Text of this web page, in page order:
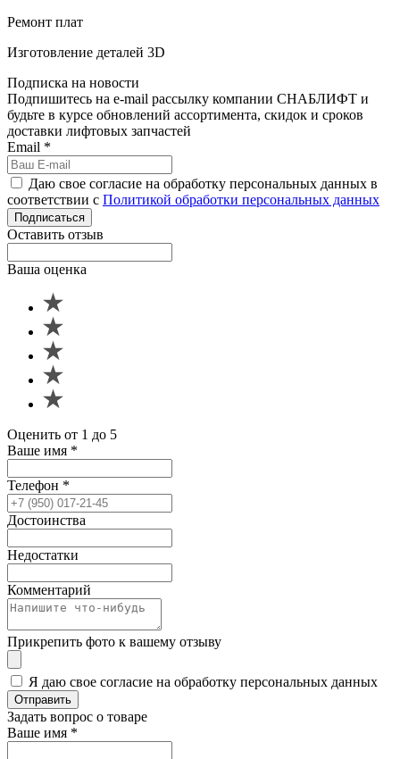
Ремонт плат
Изготовление деталей 3D
Подписка на новости
Подпишитесь на e-mail рассылку компании СНАБЛИФТ и
будьте в курсе обновлений ассортимента, скидок и сроков
доставки лифтовых запчастей
Email *
Даю свое согласие на обработку персональных данных в
соответствии с Политикой обработки персональных данных
Подписаться
Оставить отзыв
Ваша оценка
Оценить от 1 до 5
Ваше имя *
Телефон *
Достоинства
Недостатки
Комментарий
Прикрепить фото к вашему отзыву
Я даю свое согласие на обработку персональных данных
Отправить
Задать вопрос о товаре
Ваше имя *